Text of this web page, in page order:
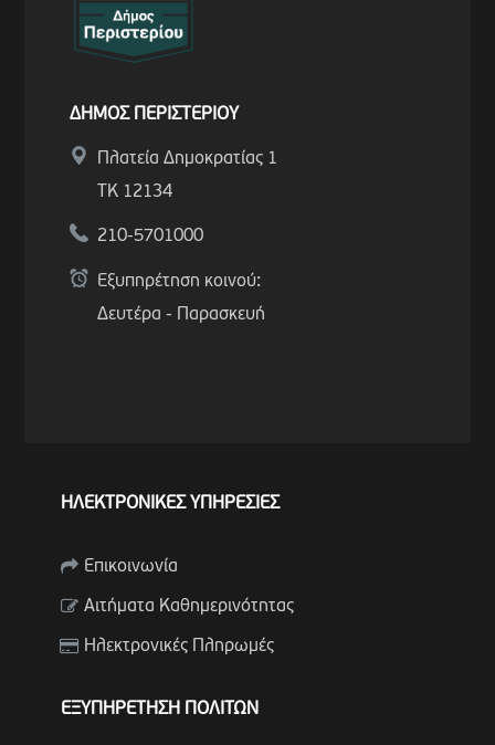
ΔΗΜΟΣ ΠΕΡΙΣΤΕΡΙΟΥ
Πλατεία Δημοκρατίας 1
ΤΚ 12134
210-5701000
Εξυπηρέτηση κοινού:
Δευτέρα - Παρασκευή
ΗΛΕΚΤΡΟΝΙΚΕΣ ΥΠΗΡΕΣΙΕΣ
Επικοινωνία
Αιτήματα Καθημερινότητας
Ηλεκτρονικές Πληρωμές
ΕΞΥΠΗΡΕΤΗΣΗ ΠΟΛΙΤΩΝ